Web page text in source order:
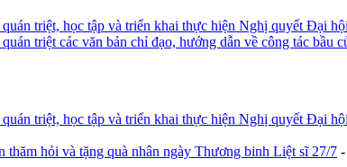
triệt, học tập và triển khai thực hiện Nghị quyết Đại
triệt các văn bản chỉ đạo, hướng dẫn về công tác bầu
triệt, học tập và triển khai thực hiện Nghị quyết Đại
hỏi và tặng quà nhân ngày Thương binh Liệt sĩ 27/7